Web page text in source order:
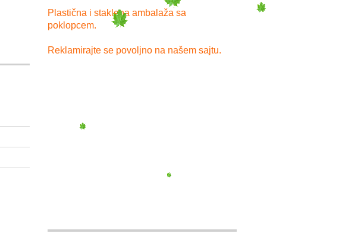
Plastična i staklena ambalaža sa
poklopcem.
Reklamirajte se povoljno na našem sajtu.